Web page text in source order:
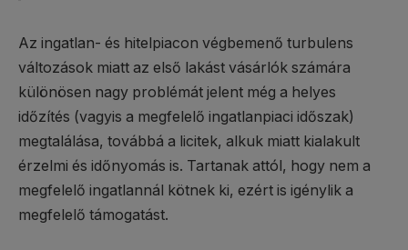
Az ingatlan- és hitelpiacon végbemenő turbulens
változások miatt az első lakást vásárlók számára
különösen nagy problémát jelent még a helyes
időzítés (vagyis a megfelelő ingatlanpiaci időszak)
megtalálása, továbbá a licitek, alkuk miatt kialakult
érzelmi és időnyomás is. Tartanak attól, hogy nem a
megfelelő ingatlannál kötnek ki, ezért is igénylik a
megfelelő támogatást.